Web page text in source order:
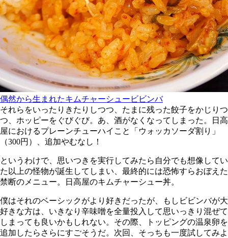
偶然から生まれたキムチャーシュービビンバ
それらをいったりきたりしつつ、たまに残った餃子をかじりつ
つ、ホッピーをぐびぐび。あ、酒がなくなってしまった。日高
屋におけるプレーンチューハイこと「ウォッカソーダ割り」
（300円）、追加やむなし！
というわけで、思いつきを実行してみたら自分でも想像してい
た以上の怪物が誕生してしまい、最終的には恐怖すらおぼえた
禁断のメニュー。日高屋のキムチャーシュー丼。
僕はそれのベーシックがより好きだったが、もしビビンバが大
好きな方は、いきなり辛味噌を全量投入して思いっきり混ぜて
しまっても良いかもしれない。その際、トッピングの温泉卵を
追加したらさらにすごそうだ。次回、そっちも一度試してみよ